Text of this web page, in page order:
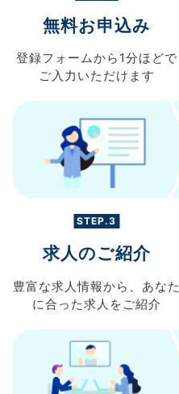
無料お申込み
登録フォームから 1分ほどで
ご入力 いただけます
STEP.3
求人のご紹介
豊富な求人情報から、 あなた
に合った求人を ご紹介